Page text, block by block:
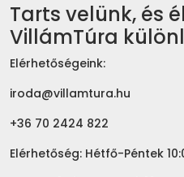
Tarts velünk, és
VillámTúra
Elérhetőségeink:
iroda@villamtura.hu
+36 70 2424 822
Elérhetőség: Hétfő-Péntek